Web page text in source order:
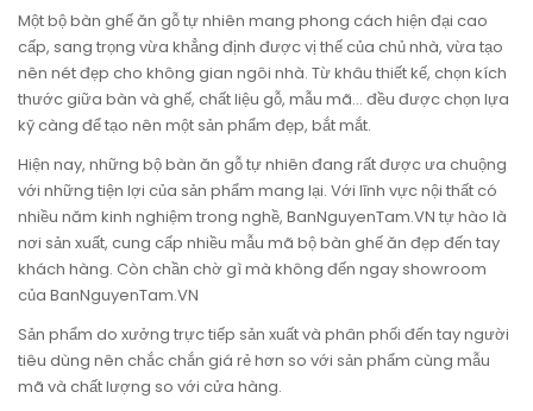
Một bộ bàn ghế ăn gỗ tự nhiên mang phong cách hiện đại cao
cấp, sang trọng vừa khẳng định được vị thế của chủ nhà, vừa tạo
nên nét đẹp cho không gian ngôi nhà. Từ khâu thiết kế, chọn kích
thước giữa bàn và ghế, chất liệu gỗ, mẫu mã… đều được chọn lựa
kỹ càng để tạo nên một sản phẩm đẹp, bắt mắt.
Hiện nay, những bộ bàn ăn gỗ tự nhiên đang rất được ưa chuộng
với những tiện lợi của sản phẩm mang lại. Với lĩnh vực nội thất có
nhiều năm kinh nghiệm trong nghề, BanNguyenTam.VN tự hào là
nơi sản xuất, cung cấp nhiều mẫu mã bộ bàn ghế ăn đẹp đến tay
khách hàng. Còn chần chờ gì mà không đến ngay showroom
của BanNguyenTam.VN
Sản phẩm do xưởng trực tiếp sản xuất và phân phối đến tay người
tiêu dùng nên chắc chắn giá rẻ hơn so với sản phẩm cùng mẫu
mã và chất lượng so với cửa hàng.